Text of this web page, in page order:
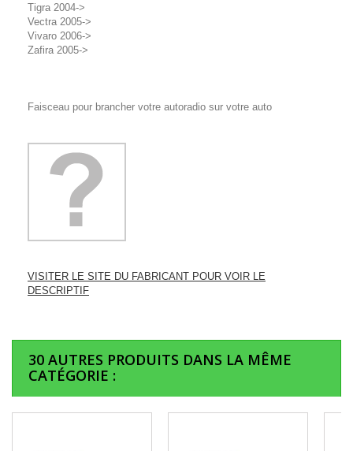
Tigra 2004->
Vectra 2005->
Vivaro 2006->
Zafira 2005->
Faisceau pour brancher votre autoradio sur votre auto
VISITER LE SITE DU FABRICANT POUR VOIR LE
DESCRIPTIF
30 AUTRES PRODUITS DANS LA MÊME
CATÉGORIE :